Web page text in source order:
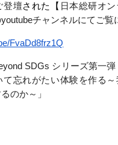
登壇された【 日本総研オン
チャンネルにて ご覧
FvaDd8frz1Q
SDGs シリーズ第
て忘れがたい体験を作る
のか～」